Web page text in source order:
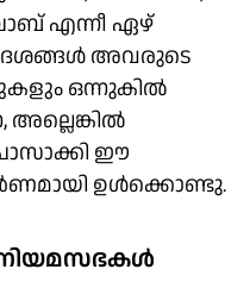
എന്നീ ഏഴ്
അവരുടെ
ഒന്നുകില്‍
അല്ലെങ്കില്‍
ഈ
ഉള്‍ക്കൊണ്ടു.
നിയമസഭകള്‍